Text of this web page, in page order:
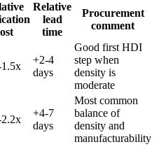
Relative
lead
time
Procurement
comment
+2-4
days
Good first HDI
step when
density is
moderate
+4-7
days
Most common
balance of
density and
manufacturability